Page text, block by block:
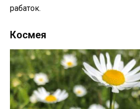
рабаток.
Космея